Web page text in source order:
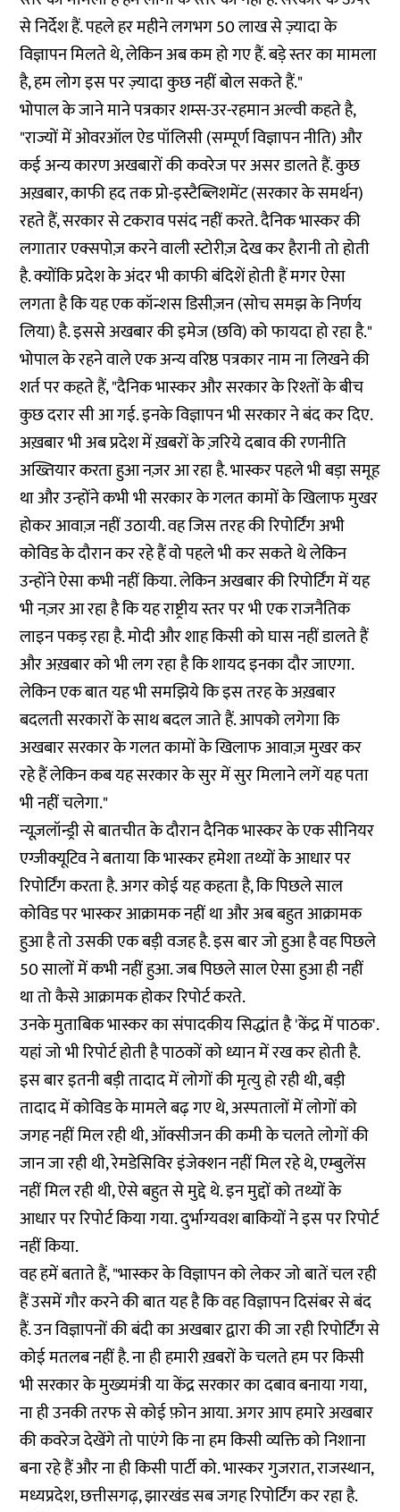
से निर्देश हैं. पहले हर महीने लगभग 50 लाख से ज़्यादा के
विज्ञापन मिलते थे, लेकिन अब कम हो गए हैं. बड़े स्तर का मामला
है, हम लोग इस पर ज़्यादा कुछ नहीं बोल सकते हैं."
भोपाल के जाने माने पत्रकार शम्स-उर-रहमान अल्वी कहते है,
"राज्यों में ओवरऑल ऐड पॉलिसी (सम्पूर्ण विज्ञापन नीति) और
कई अन्य कारण अखबारों की कवरेज पर असर डालते हैं. कुछ
अख़बार, काफी हद तक प्रो-इस्टैब्लिशमेंट (सरकार के समर्थन)
रहते हैं, सरकार से टकराव पसंद नहीं करते. दैनिक भास्कर की
लगातार एक्सपोज़ करने वाली स्टोरीज़ देख कर हैरानी तो होती
है. क्योंकि प्रदेश के अंदर भी काफी बंदिशें होती हैं मगर ऐसा
लगता है कि यह एक कॉन्शस डिसीज़न (सोच समझ के निर्णय
लिया) है. इससे अखबार की इमेज (छवि) को फायदा हो रहा है."
भोपाल के रहने वाले एक अन्य वरिष्ठ पत्रकार नाम ना लिखने की
शर्त पर कहते हैं, "दैनिक भास्कर और सरकार के रिश्तों के बीच
कुछ दरार सी आ गई. इनके विज्ञापन भी सरकार ने बंद कर दिए.
अख़बार भी अब प्रदेश में ख़बरों के ज़रिये दबाव की रणनीति
अख्तियार करता हुआ नज़र आ रहा है. भास्कर पहले भी बड़ा समूह
था और उन्होंने कभी भी सरकार के गलत कामों के खिलाफ मुखर
होकर आवाज़ नहीं उठायी. वह जिस तरह की रिपोर्टिंग अभी
कोविड के दौरान कर रहे हैं वो पहले भी कर सकते थे लेकिन
उन्होंने ऐसा कभी नहीं किया. लेकिन अखबार की रिपोर्टिंग में यह
भी नज़र आ रहा है कि यह राष्ट्रीय स्तर पर भी एक राजनैतिक
लाइन पकड़ रहा है. मोदी और शाह किसी को घास नहीं डालते हैं
और अख़बार को भी लग रहा है कि शायद इनका दौर जाएगा.
लेकिन एक बात यह भी समझिये कि इस तरह के अख़बार
बदलती सरकारों के साथ बदल जाते हैं. आपको लगेगा कि
अखबार सरकार के गलत कामों के खिलाफ आवाज़ मुखर कर
रहे हैं लेकिन कब यह सरकार के सुर में सुर मिलाने लगें यह पता
भी नहीं चलेगा."
न्यूज़लॉन्ड्री से बातचीत के दौरान दैनिक भास्कर के एक सीनियर
एग्जीक्यूटिव ने बताया कि भास्कर हमेशा तथ्यों के आधार पर
रिपोर्टिंग करता है. अगर कोई यह कहता है, कि पिछले साल
कोविड पर भास्कर आक्रामक नहीं था और अब बहुत आक्रामक
हुआ है तो उसकी एक बड़ी वजह है. इस बार जो हुआ है वह पिछले
50 सालों में कभी नहीं हुआ. जब पिछले साल ऐसा हुआ ही नहीं
था तो कैसे आक्रामक होकर रिपोर्ट करते.
उनके मुताबिक भास्कर का संपादकीय सिद्धांत है 'केंद्र में पाठक'.
यहां जो भी रिपोर्ट होती है पाठकों को ध्यान में रख कर होती है.
इस बार इतनी बड़ी तादाद में लोगों की मृत्यु हो रही थी, बड़ी
तादाद में कोविड के मामले बढ़ गए थे, अस्पतालों में लोगों को
जगह नहीं मिल रही थी, ऑक्सीजन की कमी के चलते लोगों की
जान जा रही थी, रेमडेसिविर इंजेक्शन नहीं मिल रहे थे, एम्बुलेंस
नहीं मिल रही थी, ऐसे बहुत से मुद्दे थे. इन मुद्दों को तथ्यों के
आधार पर रिपोर्ट किया गया. दुर्भाग्यवश बाकियों ने इस पर रिपोर्ट
नहीं किया.
वह हमें बताते हैं, "भास्कर के विज्ञापन को लेकर जो बातें चल रही
हैं उसमें गौर करने की बात यह है कि वह विज्ञापन दिसंबर से बंद
हैं. उन विज्ञापनों की बंदी का अखबार द्वारा की जा रही रिपोर्टिंग से
कोई मतलब नहीं है. ना ही हमारी ख़बरों के चलते हम पर किसी
भी सरकार के मुख्यमंत्री या केंद्र सरकार का दबाव बनाया गया,
ना ही उनकी तरफ से कोई फ़ोन आया. अगर आप हमारे अखबार
की कवरेज देखेंगे तो पाएंगे कि ना हम किसी व्यक्ति को निशाना
बना रहे हैं और ना ही किसी पार्टी को. भास्कर गुजरात, राजस्थान,
मध्यप्रदेश, छत्तीसगढ़, झारखंड सब जगह रिपोर्टिंग कर रहा है.